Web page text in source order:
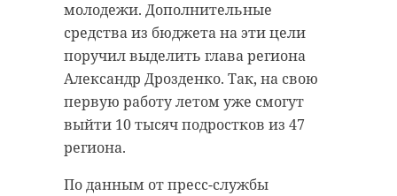
молодежи. Дополнительные
средства из бюджета на эти цели
поручил выделить глава региона
Александр Дрозденко. Так, на свою
первую работу летом уже смогут
выйти 10 тысяч подростков из 47
региона.
По данным от пресс-службы